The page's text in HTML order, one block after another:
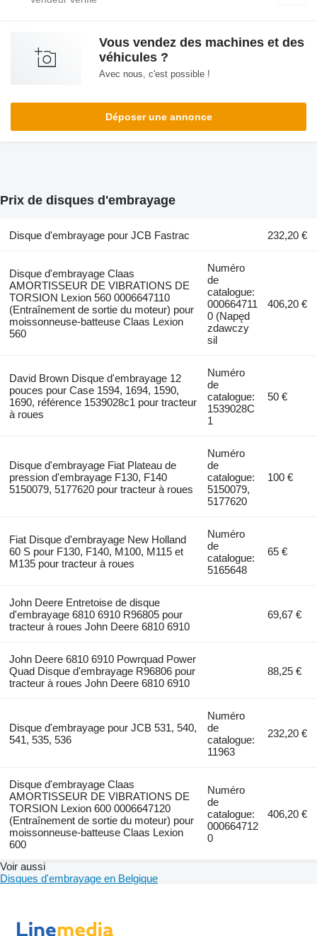
Vous vendez des machines et des
véhicules ?
Avec nous, c'est possible !
Déposer une annonce
Prix de disques d'embrayage
Disque d'embrayage pour JCB Fastrac 232,20 €
Disque d'embrayage Claas
AMORTISSEUR DE VIBRATIONS DE
TORSION Lexion 560 0006647110
(Entraînement de sortie du moteur) pour
moissonneuse-batteuse Claas Lexion
560
Numéro
de
catalogue:
000664711
0 (Napęd
zdawczy
sil
406,20 €
David Brown Disque d'embrayage 12
pouces pour Case 1594, 1694, 1590,
1690, référence 1539028c1 pour tracteur
à roues
Numéro
de
catalogue:
1539028C
1
50 €
Disque d'embrayage Fiat Plateau de
pression d'embrayage F130, F140
5150079, 5177620 pour tracteur à roues
Numéro
de
catalogue:
5150079,
5177620
100 €
Fiat Disque d'embrayage New Holland
60 S pour F130, F140, M100, M115 et
M135 pour tracteur à roues
Numéro
de
catalogue:
5165648
65 €
John Deere Entretoise de disque
d'embrayage 6810 6910 R96805 pour
tracteur à roues John Deere 6810 6910
69,67 €
John Deere 6810 6910 Powrquad Power
Quad Disque d'embrayage R96806 pour
tracteur à roues John Deere 6810 6910
88,25 €
Disque d'embrayage pour JCB 531, 540,
541, 535, 536
Numéro
de
catalogue:
11963
232,20 €
Disque d'embrayage Claas
AMORTISSEUR DE VIBRATIONS DE
TORSION Lexion 600 0006647120
(Entraînement de sortie du moteur) pour
moissonneuse-batteuse Claas Lexion
600
Numéro
de
catalogue:
000664712
0
406,20 €
Voir aussi
Disques d'embrayage en Belgique